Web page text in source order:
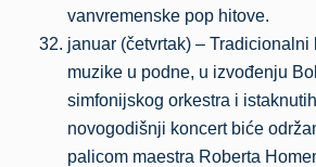
vanvremenske pop hitove.
januar (četvrtak) – Tradicionalni
muzike u podne, u izvođenju
simfonijskog orkestra i
novogodišnji koncert biće
palicom maestra Roberta